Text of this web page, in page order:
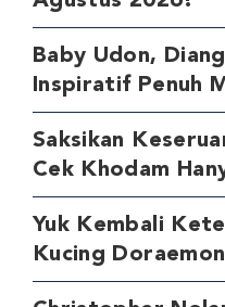
Baby Udon,
Inspiratif Penuh
Saksikan
Cek Khodam
Yuk Kembali
Kucing